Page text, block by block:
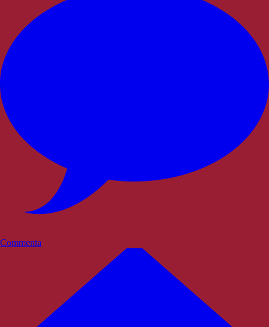
Commenta